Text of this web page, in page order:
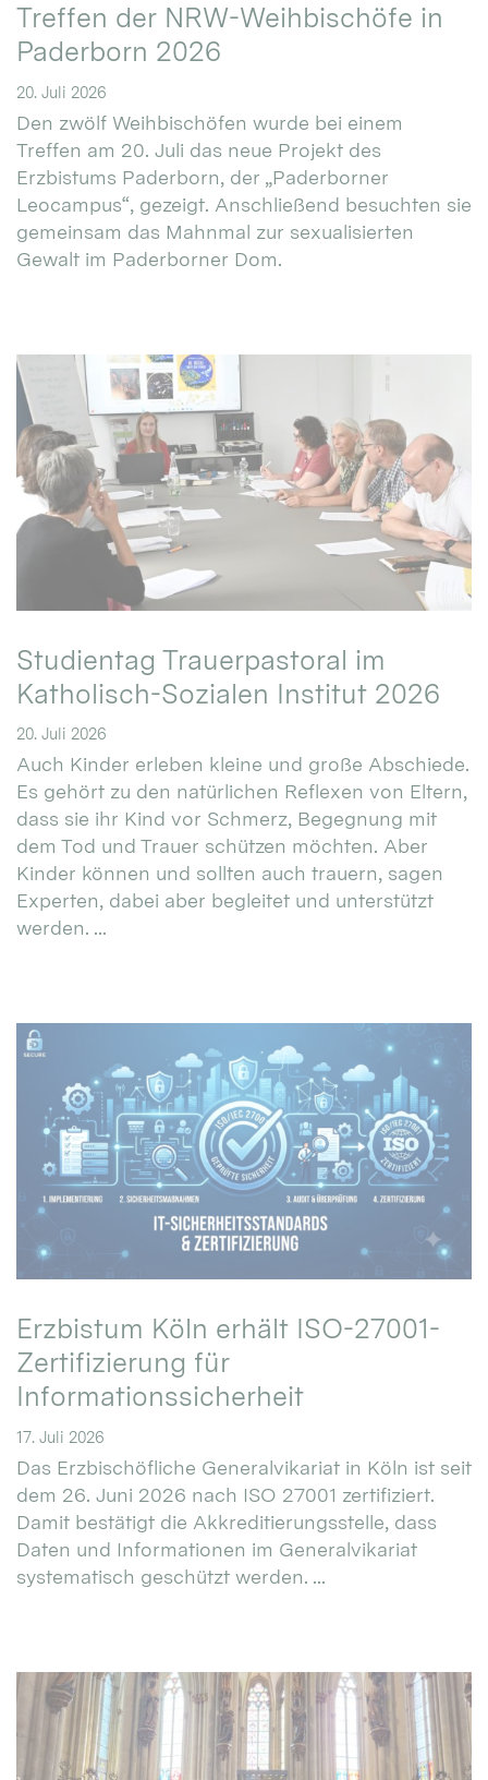
Treffen der NRW-Weihbischöfe in
Paderborn 2026
20. Juli 2026
Den zwölf Weihbischöfen wurde bei einem
Treffen am 20. Juli das neue Projekt des
Erzbistums Paderborn, der „Paderborner
Leocampus“, gezeigt. Anschließend besuchten sie
gemeinsam das Mahnmal zur sexualisierten
Gewalt im Paderborner Dom.
Studientag Trauerpastoral im
Katholisch-Sozialen Institut 2026
20. Juli 2026
Auch Kinder erleben kleine und große Abschiede.
Es gehört zu den natürlichen Reflexen von Eltern,
dass sie ihr Kind vor Schmerz, Begegnung mit
dem Tod und Trauer schützen möchten. Aber
Kinder können und sollten auch trauern, sagen
Experten, dabei aber begleitet und unterstützt
werden. ...
Erzbistum Köln erhält ISO-27001-
Zertifizierung für
Informationssicherheit
17. Juli 2026
Das Erzbischöfliche Generalvikariat in Köln ist seit
dem 26. Juni 2026 nach ISO 27001 zertifiziert.
Damit bestätigt die Akkreditierungsstelle, dass
Daten und Informationen im Generalvikariat
systematisch geschützt werden. ...